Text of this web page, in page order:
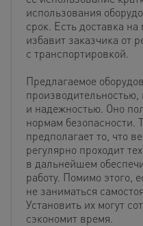
использования
срок. Есть доставка
избавит заказчика от
с транспортировкой.
Предлагаемое
и надежностью. Оно
нормам безопасности.
предполагает то, что
регулярно проходит
в дальнейшем
работу. Помимо этого,
не заниматься
Установить их могут
сэкономит время.